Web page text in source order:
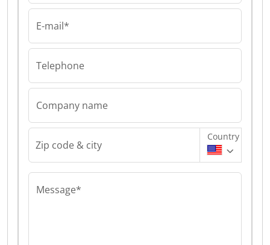
E-mail*
Telephone
Company name
Zip code & city
Country
Message*